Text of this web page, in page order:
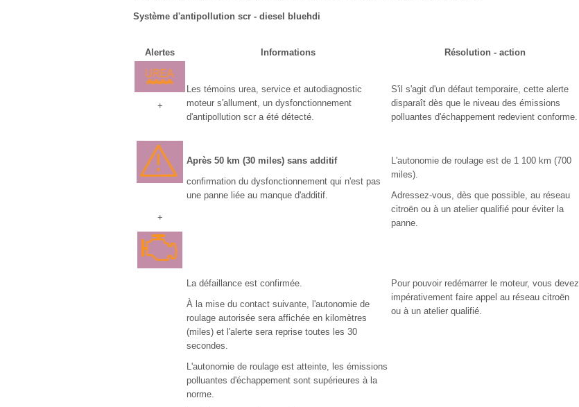
Système d'antipollution scr - diesel bluehdi
Alertes Informations Résolution - action
+
+
Les témoins urea, service et autodiagnostic
moteur s'allument, un dysfonctionnement
d'antipollution scr a été détecté.
S'il s'agit d'un défaut temporaire, cette alerte
disparaît dès que le niveau des émissions
polluantes d'échappement redevient conforme.
Après 50 km (30 miles) sans additif
confirmation du dysfonctionnement qui n'est pas
une panne liée au manque d'additif.
L'autonomie de roulage est de 1 100 km (700
miles).
Adressez-vous, dès que possible, au réseau
citroën ou à un atelier qualifié pour éviter la
panne.
La défaillance est confirmée.
À la mise du contact suivante, l'autonomie de
roulage autorisée sera affichée en kilomètres
(miles) et l'alerte sera reprise toutes les 30
secondes.
L'autonomie de roulage est atteinte, les émissions
polluantes d'échappement sont supérieures à la
norme.
Pour pouvoir redémarrer le moteur, vous devez
impérativement faire appel au réseau citroën
ou à un atelier qualifié.